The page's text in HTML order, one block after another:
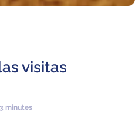
visitas
3 minutes